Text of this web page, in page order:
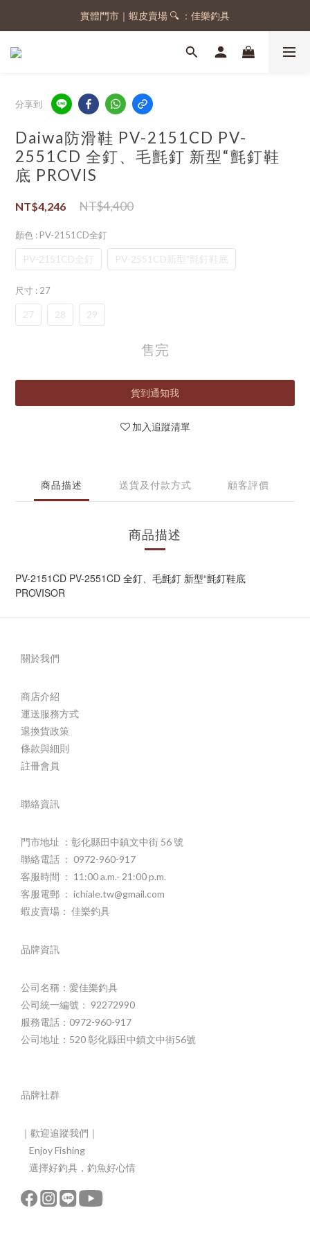
註冊會員，送 50 元購物金
實體門市｜蝦皮賣場 🔍 ：佳樂釣具
註冊會員，送 50 元購物金
分享到
Daiwa防滑鞋 PV-2151CD PV-
2551CD 全釘、毛氈釘 新型“氈釘鞋
底 PROVIS
NT$4,246 NT$4,400
顏色 : PV-2151CD全釘
PV-2151CD全釘 PV-2551CD新型"氈釘鞋底
尺寸 : 27
27 28 29
售完
貨到通知我
加入追蹤清單
商品描述 送貨及付款方式 顧客評價
商品描述
PV-2151CD PV-2551CD 全釘、毛氈釘 新型“氈釘鞋底
PROVISOR
關於我們
商店介紹
運送服務方式
退換貨政策
條款與細則
註冊會員
聯絡資訊
門市地址 ：彰化縣田中鎮文中街 56 號
聯絡電話 ： 0972-960-917
客服時間 ： 11:00 a.m.- 21:00 p.m.
客服電郵 ： ichiale.tw@gmail.com
蝦皮賣場： 佳樂釣具
品牌資訊
公司名稱：愛佳樂釣具
公司統一編號： 92272990
服務電話：0972-960-917
公司地址：520 彰化縣田中鎮文中街56號
品牌社群
｜歡迎追蹤我們｜
Enjoy Fishing
選擇好釣具，釣魚好心情